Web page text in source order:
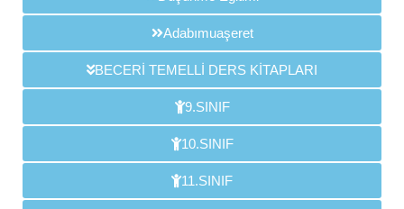
Adabımuaşeret
BECERİ TEMELLİ DERS KİTAPLARI
9.SINIF
10.SINIF
11.SINIF